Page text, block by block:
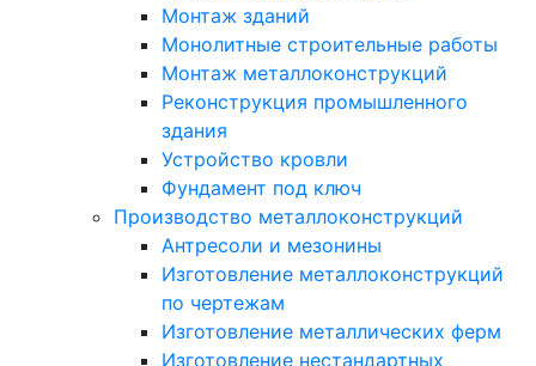
Монтаж зданий
Монолитные строительные работы
Монтаж металлоконструкций
Реконструкция промышленного
здания
Устройство кровли
Фундамент под ключ
Производство металлоконструкций
Антресоли и мезонины
Изготовление металлоконструкций
по чертежам
Изготовление металлических ферм
Изготовление нестандартных